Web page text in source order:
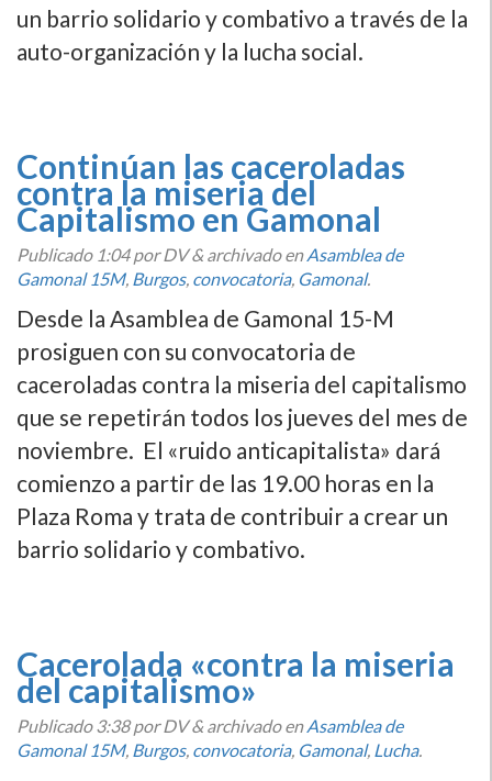
un barrio solidario y combativo a través de la
auto-organización y la lucha social.
Continúan las caceroladas
contra la miseria del
Capitalismo en Gamonal
Publicado 1:04por DV&archivado enAsamblea de
Gamonal 15M, Burgos, convocatoria, Gamonal.
Desde la Asamblea de Gamonal 15-M
prosiguen con su convocatoria de
caceroladas contra la miseria del capitalismo
que se repetirán todos los jueves del mes de
noviembre. El «ruido anticapitalista» dará
comienzo a partir de las 19.00 horas en la
Plaza Roma y trata de contribuir a crear un
barrio solidario y combativo.
Cacerolada «contra la miseria
del capitalismo»
Publicado3:38por DV&archivado enAsamblea de
Gamonal 15M, Burgos, convocatoria, Gamonal, Lucha.